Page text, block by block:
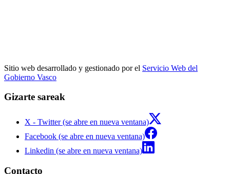
Sitio web desarrollado y gestionado por el Servicio Web del
Gobierno Vasco
Gizarte sareak
X - Twitter (se abre en nueva ventana)
Facebook (se abre en nueva ventana)
Linkedin (se abre en nueva ventana)
Contacto